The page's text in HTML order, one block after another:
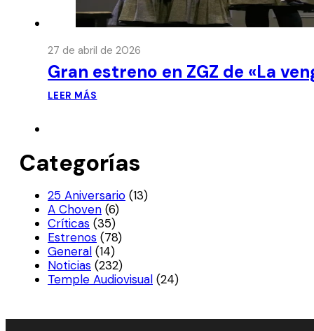
27 de abril de 2026
Gran estreno en ZGZ de «La
LEER MÁS
Categorías
25 Aniversario (13)
A Choven (6)
Críticas (35)
Estrenos (78)
General (14)
Noticias (232)
Temple Audiovisual (24)